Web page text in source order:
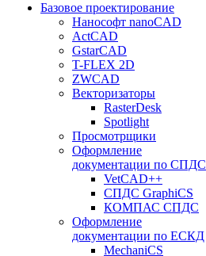
Базовое проектирование
Нанософт nanoCAD
ActCAD
GstarCAD
T-FLEX 2D
ZWCAD
Векторизаторы
RasterDesk
Spotlight
Просмотрщики
Оформление
документации по СПДС
VetCAD++
СПДС GraphiCS
КОМПАС СПДС
Оформление
документации по ЕСКД
MechaniCS